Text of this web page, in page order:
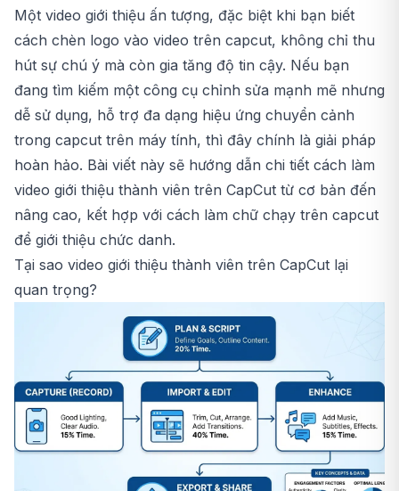
Một video giới thiệu ấn tượng, đặc biệt khi bạn biết
cách chèn logo vào video trên capcut, không chỉ thu
hút sự chú ý mà còn gia tăng độ tin cậy. Nếu bạn
đang tìm kiếm một công cụ chỉnh sửa mạnh mẽ nhưng
dễ sử dụng, hỗ trợ đa dạng hiệu ứng chuyển cảnh
trong capcut trên máy tính, thì đây chính là giải pháp
hoàn hảo. Bài viết này sẽ hướng dẫn chi tiết cách làm
video giới thiệu thành viên trên CapCut từ cơ bản đến
nâng cao, kết hợp với cách làm chữ chạy trên capcut
để giới thiệu chức danh.
Tại sao video giới thiệu thành viên trên CapCut lại
quan trọng?